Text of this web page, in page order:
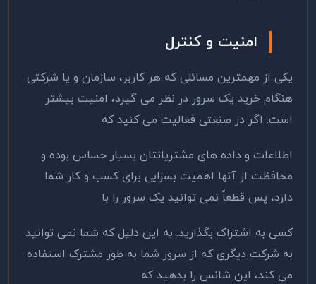
امنیت و کنترل
یکی از مهمترین مسائلی که هر کاربر، سازمان و یا شرکتی
هنگام خرید یک سرور در نظر می گیرد، امنیت بیشتر
است. اگر در صنعتی فعالیت می کنید که
اطلاعات و داده های مشتریانتان بسیار حساس بوده و
محافظت از آنها اهمیت بسزایی برای کسب و کار شما
دارد، پس قطعاً نمی توانید یک سرور را با
کسی به اشتراک بگذارید. به این دلیل که شما نمی توانید
به شرکت دیگری که از سرور شما به طور مشترک استفاده
می کند، این شانس را بدهید که